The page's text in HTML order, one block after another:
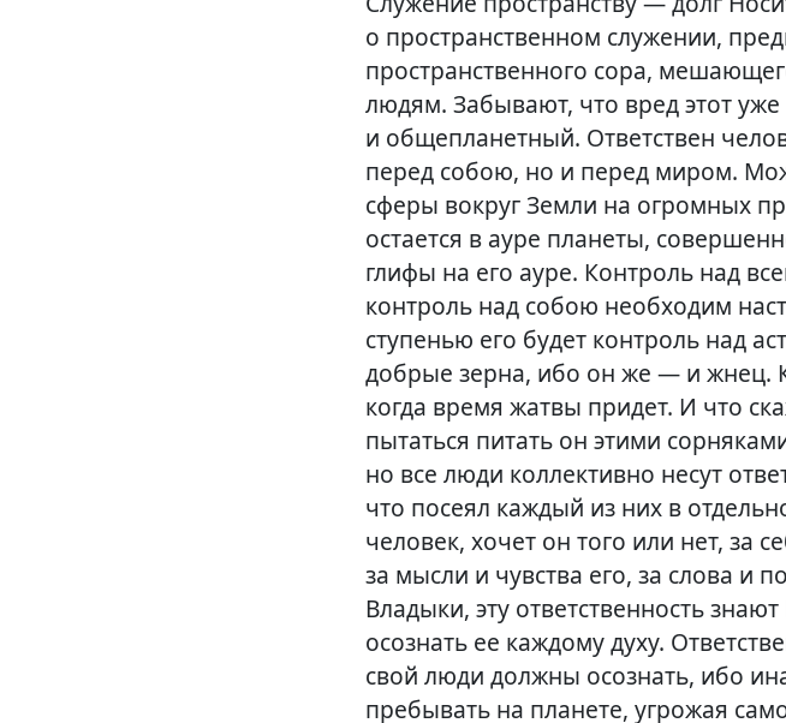
о пространственном служении,
пространственного сора,
людям. Забывают, что вред этот
и общепланетный. Ответствен
перед собою, но и перед миром.
сферы вокруг Земли на огромных
остается в ауре планеты,
глифы на его ауре. Контроль над
контроль над собою необходим
ступенью его будет контроль над
добрые зерна, ибо он же — и жнец.
когда время жатвы придет. И что
пытаться питать он этими
но все люди коллективно несут
что посеял каждый из них в
человек, хочет он того или нет, за
за мысли и чувства его, за слова и
Владыки, эту ответственность
осознать ее каждому духу.
свой люди должны осознать, ибо
пребывать на планете, угрожая